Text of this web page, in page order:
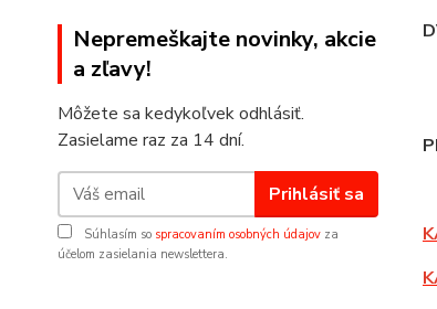
Nepremeškajte novinky, akcie
a zľavy!
Môžete sa kedykoľvek odhlásiť.
Zasielame raz za 14 dní.
Prihlásiť sa
Súhlasím so spracovaním osobných údajov za
účelom zasielania newslettera.